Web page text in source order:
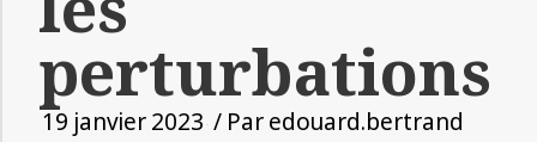
perturbations
19 janvier 2023 / Paredouard.bertrand